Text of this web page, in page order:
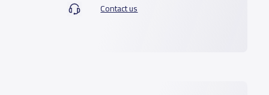
Contact us